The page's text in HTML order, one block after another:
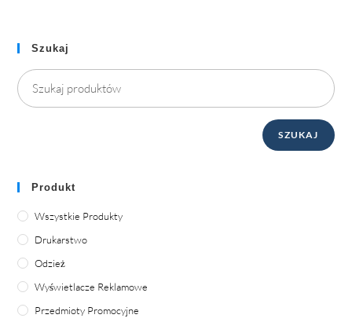
Szukaj
SZUKAJ
Produkt
Wszystkie Produkty
Drukarstwo
Odzież
Wyświetlacze Reklamowe
Przedmioty Promocyjne